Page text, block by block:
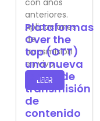
anteriores.
Aplicaciones
de
transmisión
en vivo...
LEER
Plataformas
Over the
top (OTT)
una nueva
forma de
transmisión
de
contenido